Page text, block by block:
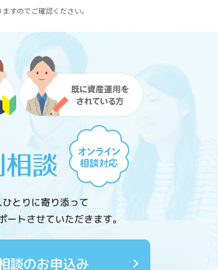
すのでご確認ください。
とりに寄り添って
ートさせていただきます。
談のお申込み